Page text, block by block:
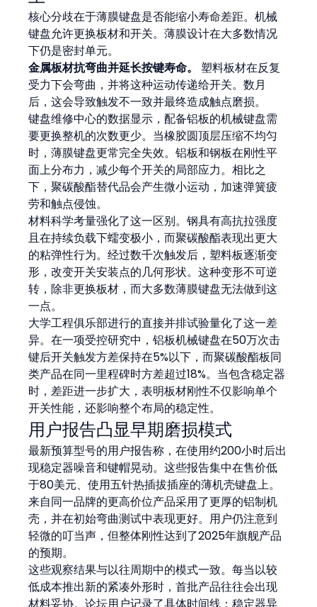
核心分歧在于薄膜键盘是否能缩小寿命差距。机械
键盘允许更换板材和开关。薄膜设计在大多数情况
下仍是密封单元。
金属板材抗弯曲并延长按键寿命。
塑料板材在反复
受力下会弯曲，并将这种运动传递给开关。数月
后，这会导致触发不一致并最终造成触点磨损。
键盘维修中心的数据显示，配备铝板的机械键盘需
要更换整机的次数更少。当橡胶圆顶层压缩不均匀
时，薄膜键盘更常完全失效。铝板和钢板在刚性平
面上分布力，减少每个开关的局部应力。相比之
下，聚碳酸酯替代品会产生微小运动，加速弹簧疲
劳和触点侵蚀。
材料科学考量强化了这一区别。钢具有高抗拉强度
且在持续负载下蠕变极小，而聚碳酸酯表现出更大
的粘弹性行为。经过数千次触发后，塑料板逐渐变
形，改变开关安装点的几何形状。这种变形不可逆
转，除非更换板材，而大多数薄膜键盘无法做到这
一点。
大学工程俱乐部进行的直接并排试验量化了这一差
异。在一项受控研究中，铝板机械键盘在50万次击
键后开关触发方差保持在5%以下，而聚碳酸酯板同
类产品在同一里程碑时方差超过18%。当包含稳定器
时，差距进一步扩大，表明板材刚性不仅影响单个
开关性能，还影响整个布局的稳定性。
用户报告凸显早期磨损模式
最新预算型号的用户报告称，在使用约200小时后出
现稳定器噪音和键帽晃动。这些报告集中在售价低
于80美元、使用五针热插拔插座的薄机壳键盘上。
来自同一品牌的更高价位产品采用了更厚的铝制机
壳，并在初始弯曲测试中表现更好。用户仍注意到
轻微的叮当声，但整体刚性达到了2025年旗舰产品
的预期。
这些观察结果与以往周期中的模式一致。每当以较
低成本推出新的紧凑外形时，首批产品往往会出现
材料妥协。论坛用户记录了具体时间线：稳定器异